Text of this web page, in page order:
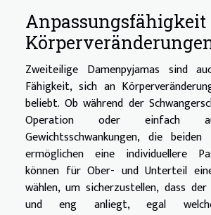
Anpassungsfähigkeit
Zweiteilige Damenpyjamas sind
Fähigkeit, sich an
beliebt. Ob während der
Operation oder einfach
Gewichtsschwankungen, die
ermöglichen eine individuellere
können für Ober- und Unterteil
wählen, um sicherzustellen, dass
und eng anliegt, egal